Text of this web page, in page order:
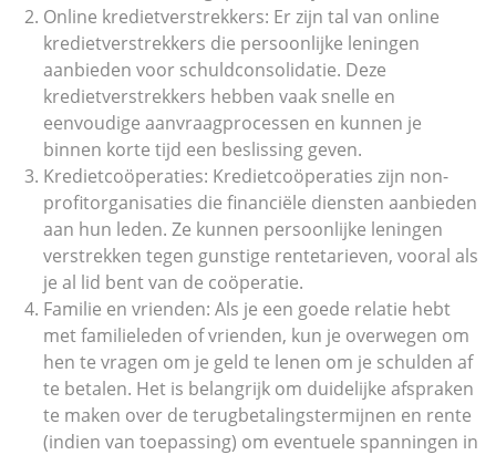
Online kredietverstrekkers: Er zijn tal van online
kredietverstrekkers die persoonlijke leningen
aanbieden voor schuldconsolidatie. Deze
kredietverstrekkers hebben vaak snelle en
eenvoudige aanvraagprocessen en kunnen je
binnen korte tijd een beslissing geven.
Kredietcoöperaties: Kredietcoöperaties zijn non-
profitorganisaties die financiële diensten aanbieden
aan hun leden. Ze kunnen persoonlijke leningen
verstrekken tegen gunstige rentetarieven, vooral als
je al lid bent van de coöperatie.
Familie en vrienden: Als je een goede relatie hebt
met familieleden of vrienden, kun je overwegen om
hen te vragen om je geld te lenen om je schulden af
te betalen. Het is belangrijk om duidelijke afspraken
te maken over de terugbetalingstermijnen en rente
(indien van toepassing) om eventuele spanningen in